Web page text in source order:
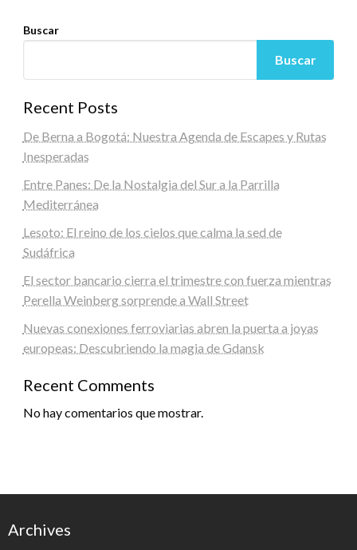
Buscar
Buscar
Recent Posts
De Berna a Bogotá: Nuestra Agenda de Escapes y Rutas
Inesperadas
Entre Panes: De la Nostalgia del Sur a la Parrilla
Mediterránea
Lesoto: El reino de los cielos que calma la sed de
Sudáfrica
El sector bancario cierra el trimestre con fuerza mientras
Perella Weinberg sorprende a Wall Street
Nuevas conexiones ferroviarias abren la puerta a joyas
europeas: Descubriendo la magia de Gdansk
Recent Comments
No hay comentarios que mostrar.
Archives